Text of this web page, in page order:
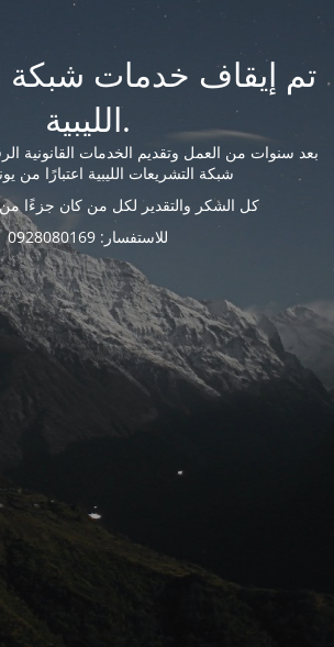
تم إيقاف خدمات شبكة
الليبية.
بعد سنوات من العمل وتقديم الخدمات القانونية
شبكة التشريعات الليبية اعتبارًا من يونيو
كل الشكر والتقدير لكل من كان جزءًا من
للاستفسار: 0928080169